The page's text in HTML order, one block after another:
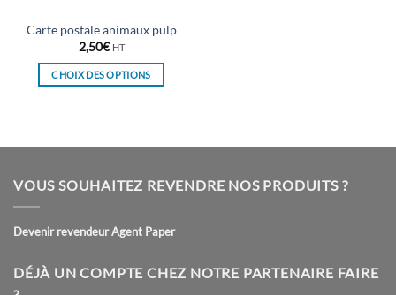
Carte postale animaux pulp
2,50€ HT
CHOIX DES OPTIONS
plusieurs
Les
peuvent
sur
VOUS SOUHAITEZ REVENDRE NOS PRODUITS ?
Devenir revendeur Agent Paper
DÉJÀ UN COMPTE CHEZ NOTRE PARTENAIRE FAIRE